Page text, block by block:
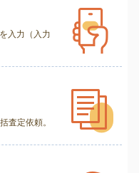
入力（入力
査定依頼。